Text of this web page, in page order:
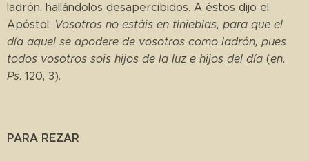
ladrón, hallándolos desapercibidos. A éstos dijo el
Apóstol: Vosotros no estáis en tinieblas, para que el
día aquel se apodere de vosotros como ladrón, pues
todos vosotros sois hijos de la luz e hijos del día (en.
Ps. 120, 3).
PARA REZAR